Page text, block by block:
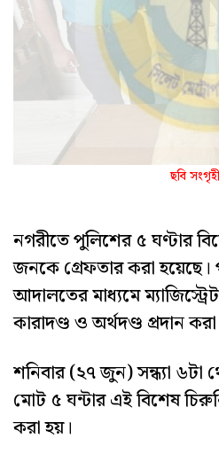
ছবি
নগরীতে পুলিশের ৫ ঘণ্টার
জনকে গ্রেফতার করা হয়েছে।
আদালতের মাধ্যমে
কারাদণ্ড ও অর্থদণ্ড প্রদান
শনিবার (২৭ জুন) সন্ধ্যা ৬টা
মোট ৫ ঘন্টার এই বিশেষ
করা হয়।